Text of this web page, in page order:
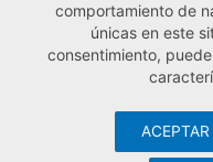
← Noticia
© Observatorio Español
comportamiento de
únicas en este
consentimiento,
ACEPTAR